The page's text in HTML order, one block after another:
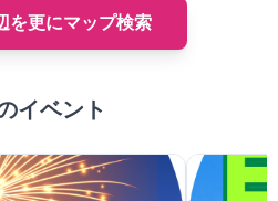
を更にマップ検索
イベント